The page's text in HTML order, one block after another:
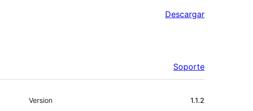
Descargar
Soporte
Meta
Version 1.1.2